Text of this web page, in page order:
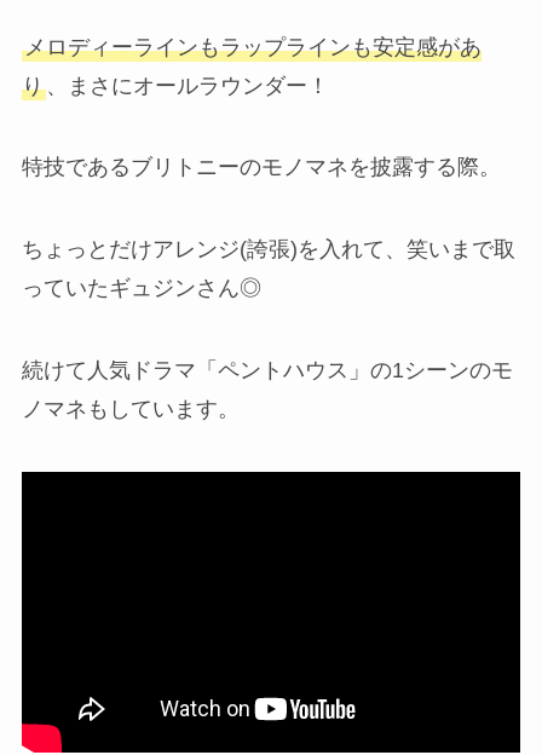
メロディーラインもラップラインも安定感があ
り、まさにオールラウンダー！
特技であるブリトニーのモノマネを披露する際。
ちょっとだけアレンジ(誇張)を入れて、笑いまで取
っていたギュジンさん◎
続けて人気ドラマ「ペントハウス」の1シーンのモ
ノマネもしています。